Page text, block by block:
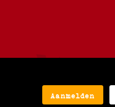
Aanmelden